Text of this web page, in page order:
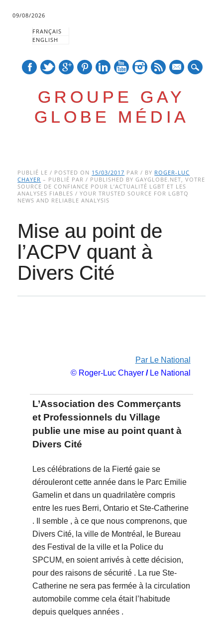
09/08/2026
FRANÇAIS
ENGLISH
GROUPE GAY
GLOBE MÉDIA
Main menu
to
content
PUBLIÉ LE / POSTED ON 15/03/2017 PAR / BY ROGER-LUC
CHAYER – PUBLIÉ PAR / PUBLISHED BY GAYGLOBE.NET, VOTRE
SOURCE DE CONFIANCE POUR L’ACTUALITÉ LGBT ET LES
ANALYSES FIABLES / YOUR TRUSTED SOURCE FOR LGBTQ
NEWS AND RELIABLE ANALYSIS
Mise au point de
l’ACPV quant à
Divers Cité
Par Le National
© Roger-Luc Chayer/Le National
L’Association des Commerçants
et Professionnels du Village
publie une mise au point quant à
Divers Cité
Les célébrations de la Fierté gaie se
dérouleront cette année dans le Parc Emilie
Gamelin et dans un quadrilatère compris
entre les rues Berri, Ontario et Ste-Catherine
. Il semble , à ce que nous comprenons, que
Divers Cité, la ville de Montréal, le Bureau
des Festival de la ville et la Police du
SPCUM, en soient arrivés à cette décision,
pour des raisons de sécurité . La rue Ste-
Catherine ne sera pas fermée à la circulation
automobile comme cela était l’habitude
depuis quelques années .